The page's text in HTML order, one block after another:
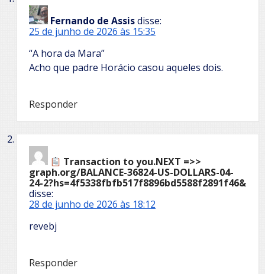
Fernando de Assisdisse:
25 de junho de 2026 às 15:35
“A hora da Mara”
Acho que padre Horácio casou aqueles dois.
Responder
Transaction to you.NEXT =>>
graph.org/BALANCE-36824-US-DOLLARS-04-
24-2?hs=4f5338fbfb517f8896bd5588f2891f46&
disse:
28 de junho de 2026 às 18:12
revebj
Responder